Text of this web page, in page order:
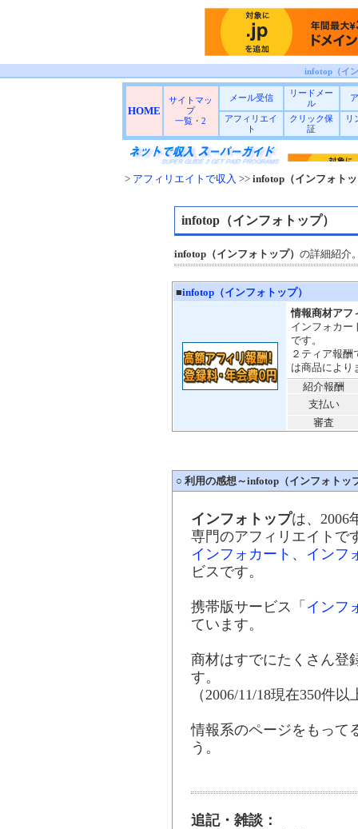
infotop（イ
HOME
サイトマッ
プ
一覧 ・ 2
メール受信
リードメー
ル
アフィリエイ
ト
クリック保
証
リ
> アフィリエイトで収入 >> infotop（インフォト
infotop（インフォトップ）
infotop（インフォトップ） の詳細紹介
■infotop（インフォトップ）
情報商材アフ
インフォカー
です。
２ティア報
は商品により
紹介報酬
支払い
審査
○ 利用の感想～infotop（インフォトッ
インフォトップは、2006
専門のアフィリエイトで
インフォカート 、 インフ
ビスです。
携帯版サービス「 インフ
ています。
商材はすでにたくさん登
す。
（2006/11/18現在350件以
情報系のページをもって
う。
追記・雑談：